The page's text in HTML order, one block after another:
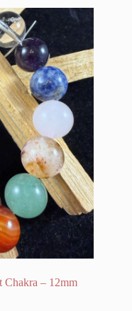
Chakra – 12mm